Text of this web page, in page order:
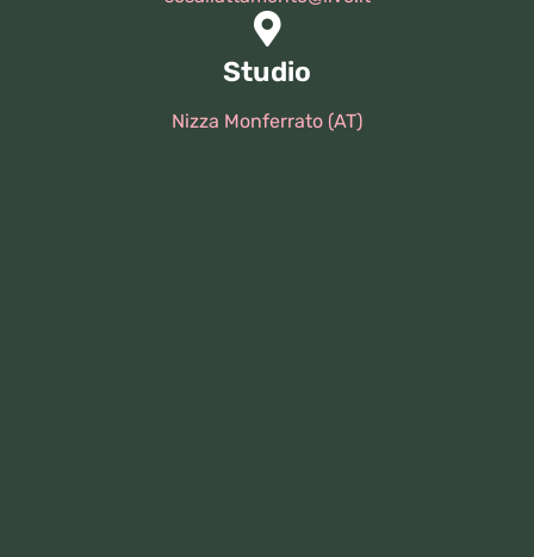
Studio
Nizza Monferrato (AT)